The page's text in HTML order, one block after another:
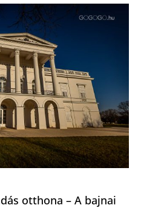
otthona – A bajnai